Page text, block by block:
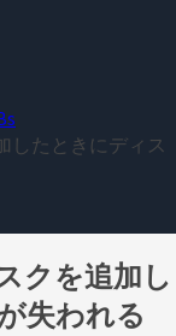
したときにディス
クを追加し
失われる